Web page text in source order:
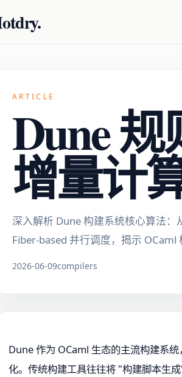
ARTICLE
Dune
增量计
深入解析 Dune 构建系统核心算法
Fiber-based 并行调度，揭示 OCaml
2026-06-09compilers
Dune 作为 OCaml 生态的主流构建系
化。传统构建工具往往将 "构建脚本生